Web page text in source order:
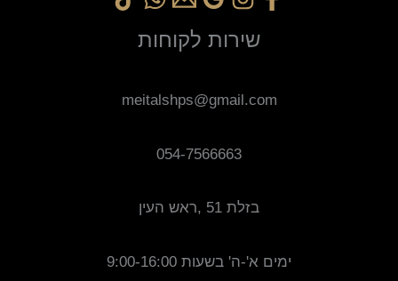
שירות לקוחות
meitalshps@gmail.com
054-7566663
בזלת 51 ,ראש העין
ימים א'-ה' בשעות 9:00-16:00